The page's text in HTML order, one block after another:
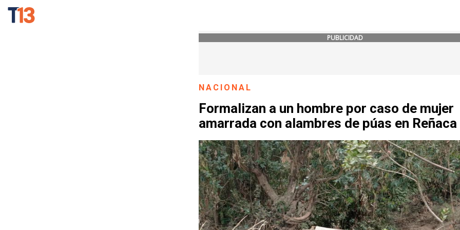
PUBLICIDAD
NACIONAL
Formalizan a un hombre por caso de mujer
amarrada con alambres de púas en Reñaca